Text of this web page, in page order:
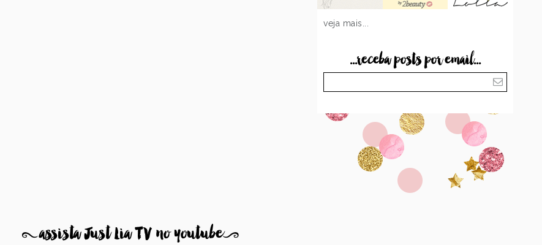
veja mais...
...receba posts por email...
8assista Just Lia TV no youtube9